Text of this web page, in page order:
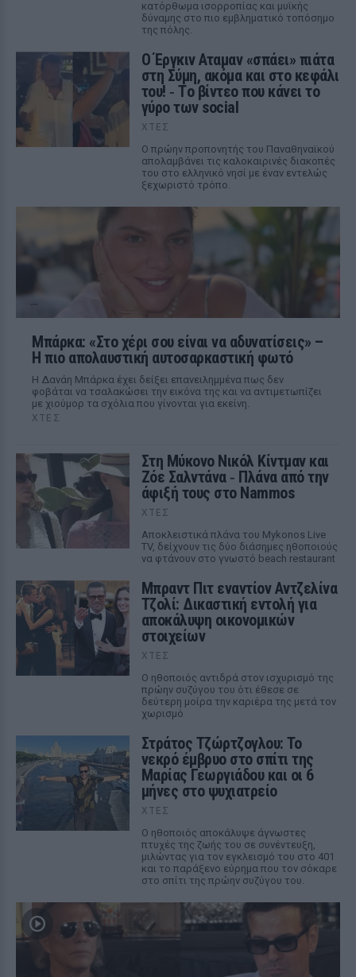
κατόρθωμα ισορροπίας και μυϊκής
δύναμης στο πιο εμβληματικό τοπόσημο
της πόλης.
Ο Έργκιν Αταμαν «σπάει» πιάτα
στη Σύμη, ακόμα και στο κεφάλι
του! ‑ Tο βίντεο που κάνει το
γύρο των social
ΧΤΕΣ
Ο πρώην προπονητής του Παναθηναϊκού
απολαμβάνει τις καλοκαιρινές διακοπές
του στο ελληνικό νησί με έναν εντελώς
ξεχωριστό τρόπο.
Μπάρκα: «Στο χέρι σου είναι να αδυνατίσεις» –
Η πιο απολαυστική αυτοσαρκαστική φωτό
Η Δανάη Μπάρκα έχει δείξει επανειλημμένα πως δεν
φοβάται να τσαλακώσει την εικόνα της και να αντιμετωπίζει
με χιούμορ τα σχόλια που γίνονται για εκείνη.
ΧΤΕΣ
Στη Μύκονο Νικόλ Κίντμαν και
Ζόε Σαλντάνα ‑ Πλάνα από την
άφιξή τους στο Nammos
ΧΤΕΣ
Αποκλειστικά πλάνα του Mykonos Live
TV, δείχνουν τις δύο διάσημες ηθοποιούς
να φτάνουν στο γνωστό beach restaurant
Μπραντ Πιτ εναντίον Αντζελίνα
Τζολί: Δικαστική εντολή για
αποκάλυψη οικονομικών
στοιχείων
ΧΤΕΣ
Ο ηθοποιός αντιδρά στον ισχυρισμό της
πρώην συζύγου του ότι έθεσε σε
δεύτερη μοίρα την καριέρα της μετά τον
χωρισμό
Στράτος Τζώρτζογλου: Το
νεκρό έμβρυο στο σπίτι της
Μαρίας Γεωργιάδου και οι 6
μήνες στο ψυχιατρείο
ΧΤΕΣ
Ο ηθοποιός αποκάλυψε άγνωστες
πτυχές της ζωής του σε συνέντευξη,
μιλώντας για τον εγκλεισμό του στο 401
και το παράξενο εύρημα που τον σόκαρε
στο σπίτι της πρώην συζύγου του.